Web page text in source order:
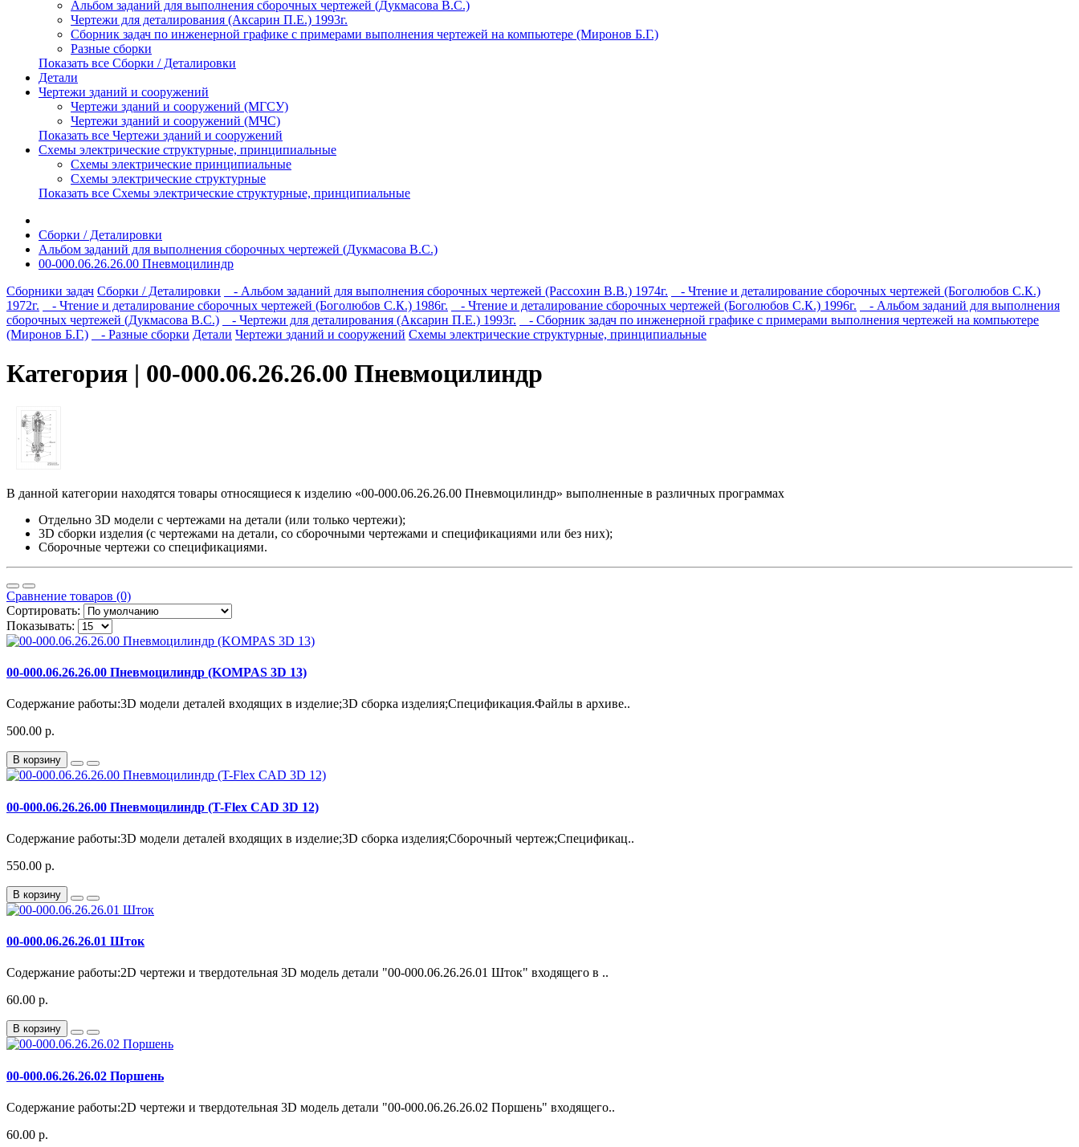
Альбом заданий для выполнения сборочных чертежей (Дукмасова В.С.)
Чертежи для деталирования (Аксарин П.Е.) 1993г.
Сборник задач по инженерной графике с примерами выполнения чертежей на компьютере (Миронов Б.Г.)
Разные сборки
Показать все Сборки / Деталировки
Детали
Чертежи зданий и сооружений
Чертежи зданий и сооружений (МГСУ)
Чертежи зданий и сооружений (МЧС)
Показать все Чертежи зданий и сооружений
Схемы электрические структурные, принципиальные
Схемы электрические принципиальные
Схемы электрические структурные
Показать все Схемы электрические структурные, принципиальные
Сборки / Деталировки
Альбом заданий для выполнения сборочных чертежей (Дукмасова В.С.)
00-000.06.26.26.00 Пневмоцилиндр
Сборники задач Сборки / Деталировки - Альбом заданий для выполнения сборочных чертежей (Рассохин В.В.) 1974г.
- Чтение и деталирование сборочных чертежей (Боголюбов С.К.)
1972г.
- Чтение и деталирование сборочных чертежей (Боголюбов С.К.) 1986г. - Чтение и деталирование сборочных чертежей (Боголюбов С.К.) 1996г.
- Альбом заданий для выполнения
сборочных чертежей (Дукмасова В.С.)
- Чертежи для деталирования (Аксарин П.Е.) 1993г.
- Сборник задач по инженерной графике с примерами выполнения чертежей на компьютере
(Миронов Б.Г.)
- Разные сборки Детали Чертежи зданий и сооружений Схемы электрические структурные, принципиальные
Категория | 00-000.06.26.26.00 Пневмоцилиндр
В данной категории находятся товары относящиеся к изделию «00-000.06.26.26.00 Пневмоцилиндр» выполненные в различных программах
Отдельно 3D модели с чертежами на детали (или только чертежи);
3D сборки изделия (с чертежами на детали, со сборочными чертежами и спецификациями или без них);
Сборочные чертежи со спецификациями.
Сравнение товаров (0)
Сортировать:
Показывать:
00-000.06.26.26.00 Пневмоцилиндр (KOMPAS 3D 13)
Содержание работы:3D модели деталей входящих в изделие;3D сборка изделия;Спецификация.Файлы в архиве..
500.00 р.
В корзину
00-000.06.26.26.00 Пневмоцилиндр (T-Flex CAD 3D 12)
Содержание работы:3D модели деталей входящих в изделие;3D сборка изделия;Сборочный чертеж;Спецификац..
550.00 р.
В корзину
00-000.06.26.26.01 Шток
Содержание работы:2D чертежи и твердотельная 3D модель детали "00-000.06.26.26.01 Шток" входящего в ..
60.00 р.
В корзину
00-000.06.26.26.02 Поршень
Содержание работы:2D чертежи и твердотельная 3D модель детали "00-000.06.26.26.02 Поршень" входящего..
60.00 р.